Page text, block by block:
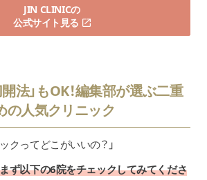
JIN CLINICの
公式サイト見る
開法」もOK！編集部が選ぶ二重
の人気クリニック
クってどこがいいの？」
ず以下の6院をチェックしてみてくださ